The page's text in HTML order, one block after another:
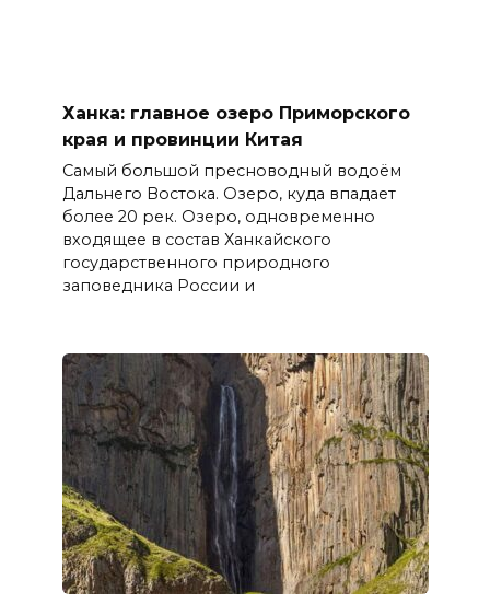
Ханка: главное озеро Приморского
края и провинции Китая
Самый большой пресноводный водоём
Дальнего Востока. Озеро, куда впадает
более 20 рек. Озеро, одновременно
входящее в состав Ханкайского
государственного природного
заповедника России и